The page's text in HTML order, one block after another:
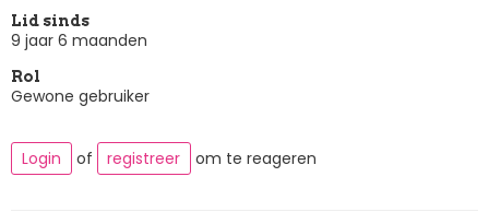
Lid sinds
9 jaar 6 maanden
Rol
Gewone gebruiker
Login of registreer om te reageren